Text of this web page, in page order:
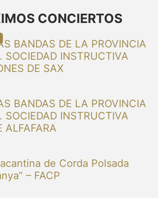
CONCIERTOS
BANDAS DE LA PROVINCIA
SOCIEDAD INSTRUCTIVA
DE SAX
BANDAS DE LA PROVINCIA
SOCIEDAD INSTRUCTIVA
ALFAFARA
de Corda Polsada
– FACP